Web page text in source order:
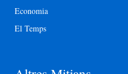
Economia
El Temps